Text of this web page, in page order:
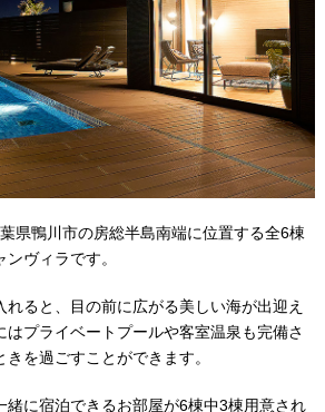
県鴨川市の房総半島南端に位置する全6棟
ヴィラです。
れると、目の前に広がる美しい海が出迎え
プライベートプールや客室温泉も完備さ
を過ごすことができます。
緒に宿泊できるお部屋が6棟中3棟用意され